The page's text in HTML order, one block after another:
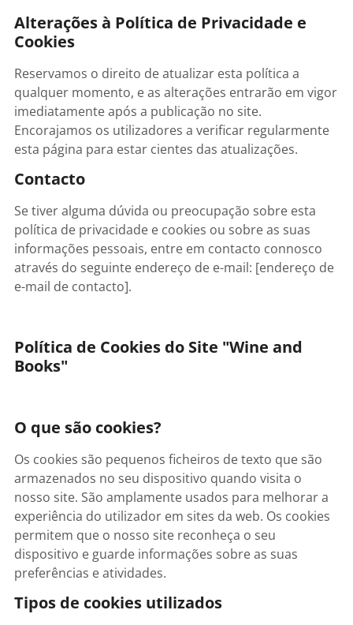
Alterações à Política de Privacidade e
Cookies
Reservamos o direito de atualizar esta política a
qualquer momento, e as alterações entrarão em vigor
imediatamente após a publicação no site.
Encorajamos os utilizadores a verificar regularmente
esta página para estar cientes das atualizações.
Contacto
Se tiver alguma dúvida ou preocupação sobre esta
política de privacidade e cookies ou sobre as suas
informações pessoais, entre em contacto connosco
através do seguinte endereço de e-mail: [endereço de
e-mail de contacto].
Política de Cookies do Site "Wine and
Books"
O que são cookies?
Os cookies são pequenos ficheiros de texto que são
armazenados no seu dispositivo quando visita o
nosso site. São amplamente usados para melhorar a
experiência do utilizador em sites da web. Os cookies
permitem que o nosso site reconheça o seu
dispositivo e guarde informações sobre as suas
preferências e atividades.
Tipos de cookies utilizados